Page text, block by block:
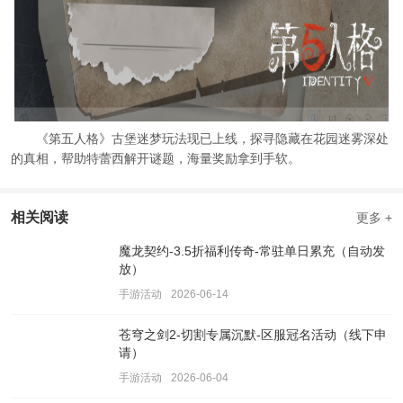
《第五人格》古堡迷梦玩法现已上线，探寻隐藏在花园迷雾深处
的真相，帮助特蕾西解开谜题，海量奖励拿到手软。
相关阅读 更多 +
魔龙契约-3.5折福利传奇-常驻单日累充（自动发
放）
手游活动 2026-06-14
苍穹之剑2-切割专属沉默-区服冠名活动（线下申
请）
手游活动 2026-06-04